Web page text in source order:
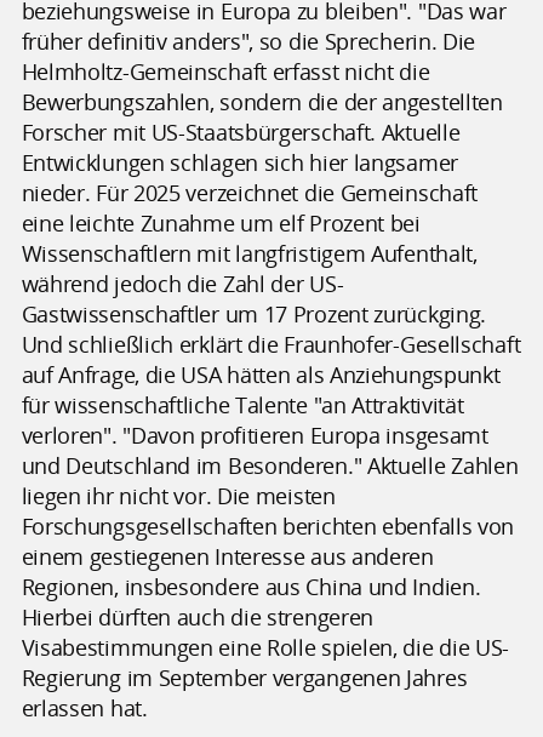
beziehungsweise in Europa zu bleiben". "Das war
früher definitiv anders", so die Sprecherin. Die
Helmholtz-Gemeinschaft erfasst nicht die
Bewerbungszahlen, sondern die der angestellten
Forscher mit US-Staatsbürgerschaft. Aktuelle
Entwicklungen schlagen sich hier langsamer
nieder. Für 2025 verzeichnet die Gemeinschaft
eine leichte Zunahme um elf Prozent bei
Wissenschaftlern mit langfristigem Aufenthalt,
während jedoch die Zahl der US-
Gastwissenschaftler um 17 Prozent zurückging.
Und schließlich erklärt die Fraunhofer-Gesellschaft
auf Anfrage, die USA hätten als Anziehungspunkt
für wissenschaftliche Talente "an Attraktivität
verloren". "Davon profitieren Europa insgesamt
und Deutschland im Besonderen." Aktuelle Zahlen
liegen ihr nicht vor. Die meisten
Forschungsgesellschaften berichten ebenfalls von
einem gestiegenen Interesse aus anderen
Regionen, insbesondere aus China und Indien.
Hierbei dürften auch die strengeren
Visabestimmungen eine Rolle spielen, die die US-
Regierung im September vergangenen Jahres
erlassen hat.